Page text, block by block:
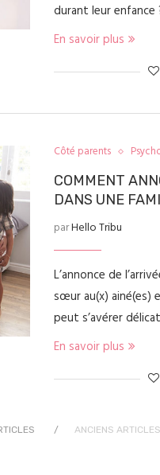
durant leur
En savoir plus
Côté parents
COMMENT
DANS UNE
parHello Tribu
L’annonce de
sœur au(x) ainé(es)
peut s’avérer
En savoir plus
ANCIENS ARTICLES